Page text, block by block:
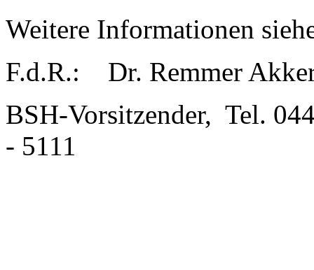
Weitere Informationen
F.d.R.: Dr. Remmer
BSH-Vorsitzender, Tel.
- 5111